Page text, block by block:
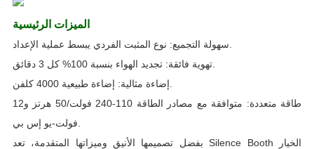
الميزات الرئيسية
سهولة التجميع: نوع المثبت الفردي يبسط عملية الإعداد
تهوية فائقة:تجديد الهواء بنسبة100% كل 3 دقائق
.
إضاءة مثالية: إضاءة طبيعية4000 كلفن
طاقة متعددة: متوافقة مع مصادر الطاقة 110-240 فولت/50 هرتز و12
فولت-يو إس بي
بفضل تصميمها الأنيق وميزاتها المتقدمة، تعدSilence Booth
الخيار